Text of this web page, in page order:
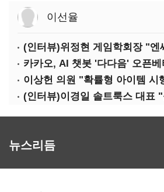
이선율
카카오, AI 챗봇 '다다음' 오픈
뉴스리듬